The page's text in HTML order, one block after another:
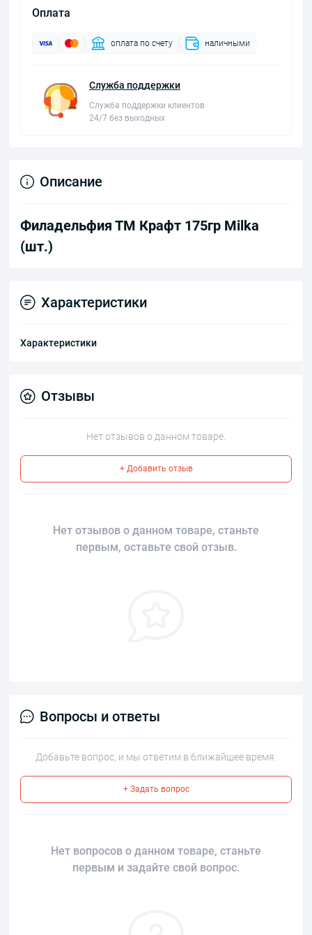
Оплата
оплата по счету наличными
Служба поддержки
Служба поддержки клиентов
24/7 без выходных
Описание
Филадельфия ТМ Крафт 175гр Milka
(шт.)
Характеристики
Характеристики
Отзывы
Нет отзывов о данном товаре.
+ Добавить отзыв
Нет отзывов о данном товаре, станьте
первым, оставьте свой отзыв.
Вопросы и ответы
Добавьте вопрос, и мы ответим в ближайшее время.
+ Задать вопрос
Нет вопросов о данном товаре, станьте
первым и задайте свой вопрос.